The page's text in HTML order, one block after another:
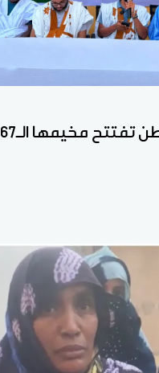
شبيبة بناء الوطن تفتتح مخيمها الـ67